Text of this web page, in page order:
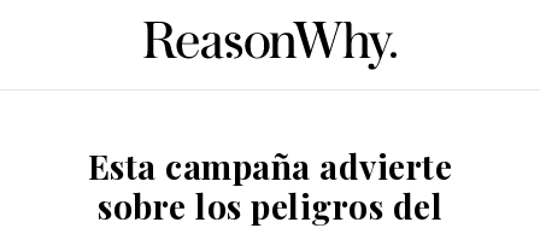
Esta campaña advierte
sobre los peligros del